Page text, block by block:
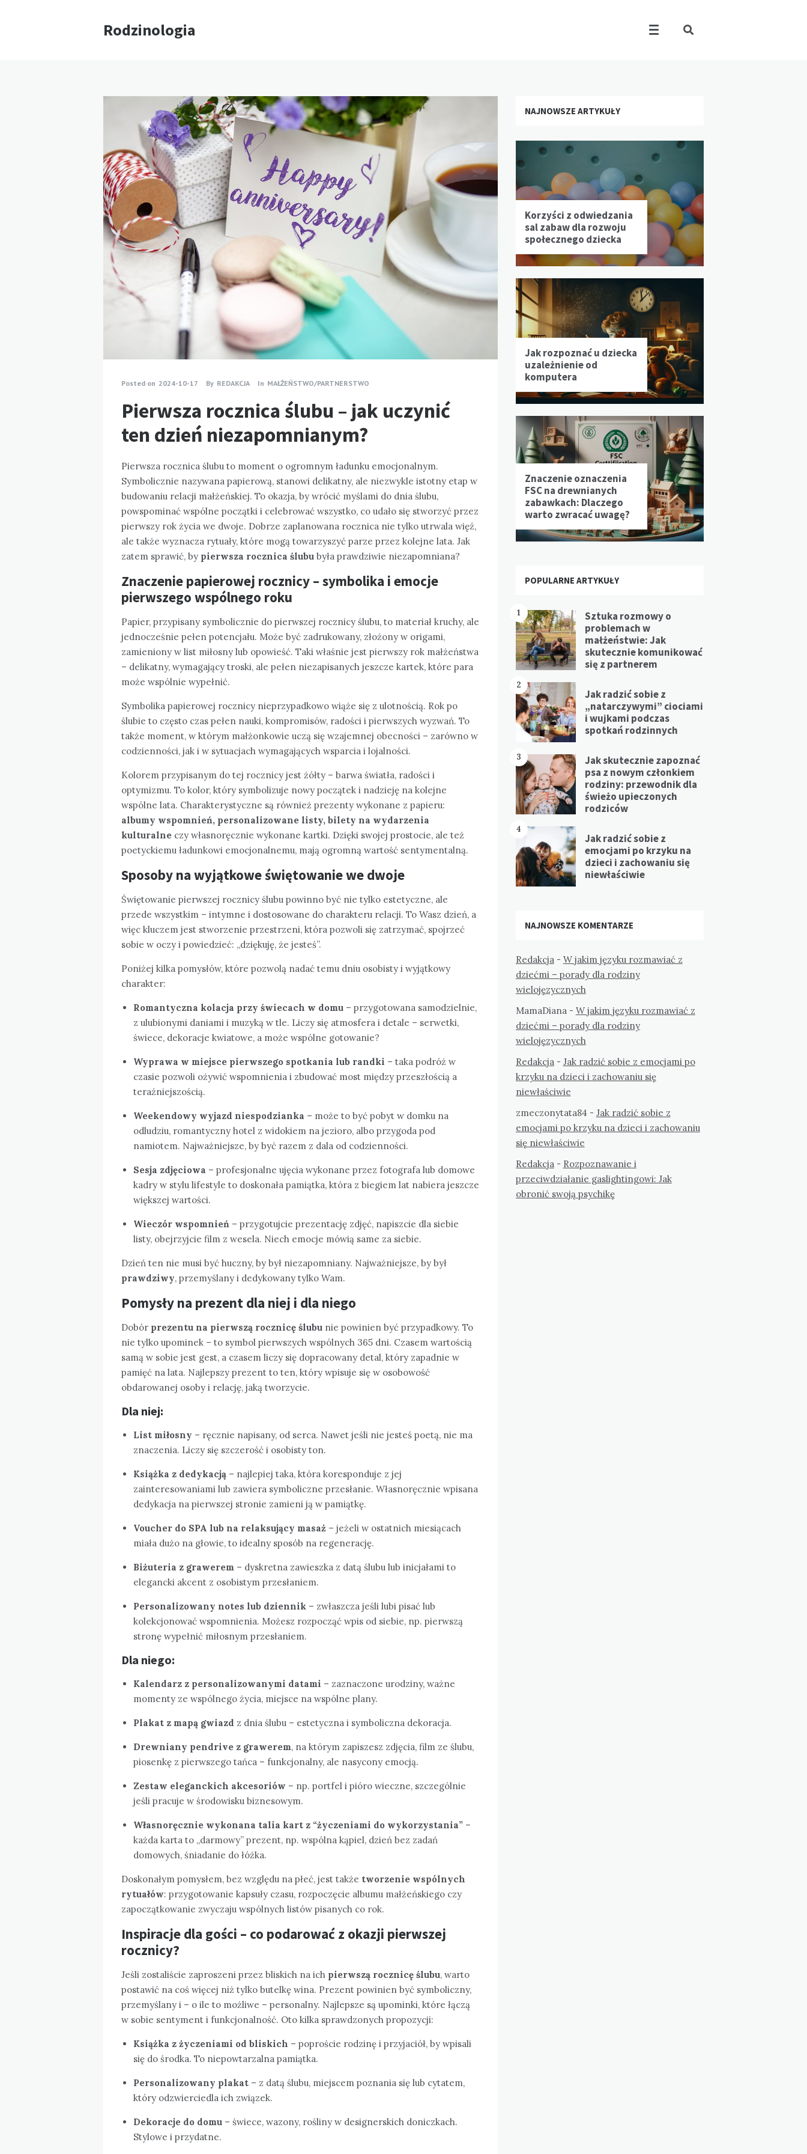
Rodzinologia
Posted on 2024-10-17 By REDAKCJA In MAŁŻEŃSTWO/PARTNERSTWO
Pierwsza rocznica ślubu – jak uczynić
ten dzień niezapomnianym?
Pierwsza rocznica ślubu to moment o ogromnym ładunku emocjonalnym.
Symbolicznie nazywana papierową, stanowi delikatny, ale niezwykle istotny etap w
budowaniu relacji małżeńskiej. To okazja, by wrócić myślami do dnia ślubu,
powspominać wspólne początki i celebrować wszystko, co udało się stworzyć przez
pierwszy rok życia we dwoje. Dobrze zaplanowana rocznica nie tylko utrwala więź,
ale także wyznacza rytuały, które mogą towarzyszyć parze przez kolejne lata. Jak
zatem sprawić, by pierwsza rocznica ślubu była prawdziwie niezapomniana?
Znaczenie papierowej rocznicy – symbolika i emocje
pierwszego wspólnego roku
Papier, przypisany symbolicznie do pierwszej rocznicy ślubu, to materiał kruchy, ale
jednocześnie pełen potencjału. Może być zadrukowany, złożony w origami,
zamieniony w list miłosny lub opowieść. Taki właśnie jest pierwszy rok małżeństwa
– delikatny, wymagający troski, ale pełen niezapisanych jeszcze kartek, które para
może wspólnie wypełnić.
Symbolika papierowej rocznicy nieprzypadkowo wiąże się z ulotnością. Rok po
ślubie to często czas pełen nauki, kompromisów, radości i pierwszych wyzwań. To
także moment, w którym małżonkowie uczą się wzajemnej obecności – zarówno w
codzienności, jak i w sytuacjach wymagających wsparcia i lojalności.
Kolorem przypisanym do tej rocznicy jest żółty – barwa światła, radości i
optymizmu. To kolor, który symbolizuje nowy początek i nadzieję na kolejne
wspólne lata. Charakterystyczne są również prezenty wykonane z papieru:
albumy wspomnień, personalizowane listy, bilety na wydarzenia
kulturalne czy własnoręcznie wykonane kartki. Dzięki swojej prostocie, ale też
poetyckiemu ładunkowi emocjonalnemu, mają ogromną wartość sentymentalną.
Sposoby na wyjątkowe świętowanie we dwoje
Świętowanie pierwszej rocznicy ślubu powinno być nie tylko estetyczne, ale
przede wszystkim – intymne i dostosowane do charakteru relacji. To Wasz dzień, a
więc kluczem jest stworzenie przestrzeni, która pozwoli się zatrzymać, spojrzeć
sobie w oczy i powiedzieć: „dziękuję, że jesteś”.
Poniżej kilka pomysłów, które pozwolą nadać temu dniu osobisty i wyjątkowy
charakter:
Romantyczna kolacja przy świecach w domu – przygotowana samodzielnie,
z ulubionymi daniami i muzyką w tle. Liczy się atmosfera i detale – serwetki,
świece, dekoracje kwiatowe, a może wspólne gotowanie?
Wyprawa w miejsce pierwszego spotkania lub randki – taka podróż w
czasie pozwoli ożywić wspomnienia i zbudować most między przeszłością a
teraźniejszością.
Weekendowy wyjazd niespodzianka – może to być pobyt w domku na
odludziu, romantyczny hotel z widokiem na jezioro, albo przygoda pod
namiotem. Najważniejsze, by być razem z dala od codzienności.
Sesja zdjęciowa – profesjonalne ujęcia wykonane przez fotografa lub domowe
kadry w stylu lifestyle to doskonała pamiątka, która z biegiem lat nabiera jeszcze
większej wartości.
Wieczór wspomnień – przygotujcie prezentację zdjęć, napiszcie dla siebie
listy, obejrzyjcie film z wesela. Niech emocje mówią same za siebie.
Dzień ten nie musi być huczny, by był niezapomniany. Najważniejsze, by był
prawdziwy, przemyślany i dedykowany tylko Wam.
Pomysły na prezent dla niej i dla niego
Dobór prezentu na pierwszą rocznicę ślubu nie powinien być przypadkowy. To
nie tylko upominek – to symbol pierwszych wspólnych 365 dni. Czasem wartością
samą w sobie jest gest, a czasem liczy się dopracowany detal, który zapadnie w
pamięć na lata. Najlepszy prezent to ten, który wpisuje się w osobowość
obdarowanej osoby i relację, jaką tworzycie.
Dla niej:
List miłosny – ręcznie napisany, od serca. Nawet jeśli nie jesteś poetą, nie ma
znaczenia. Liczy się szczerość i osobisty ton.
Książka z dedykacją – najlepiej taka, która koresponduje z jej
zainteresowaniami lub zawiera symboliczne przesłanie. Własnoręcznie wpisana
dedykacja na pierwszej stronie zamieni ją w pamiątkę.
Voucher do SPA lub na relaksujący masaż – jeżeli w ostatnich miesiącach
miała dużo na głowie, to idealny sposób na regenerację.
Biżuteria z grawerem – dyskretna zawieszka z datą ślubu lub inicjałami to
elegancki akcent z osobistym przesłaniem.
Personalizowany notes lub dziennik – zwłaszcza jeśli lubi pisać lub
kolekcjonować wspomnienia. Możesz rozpocząć wpis od siebie, np. pierwszą
stronę wypełnić miłosnym przesłaniem.
Dla niego:
Kalendarz z personalizowanymi datami – zaznaczone urodziny, ważne
momenty ze wspólnego życia, miejsce na wspólne plany.
Plakat z mapą gwiazd z dnia ślubu – estetyczna i symboliczna dekoracja.
Drewniany pendrive z grawerem, na którym zapiszesz zdjęcia, film ze ślubu,
piosenkę z pierwszego tańca – funkcjonalny, ale nasycony emocją.
Zestaw eleganckich akcesoriów – np. portfel i pióro wieczne, szczególnie
jeśli pracuje w środowisku biznesowym.
Własnoręcznie wykonana talia kart z “życzeniami do wykorzystania” –
każda karta to „darmowy” prezent, np. wspólna kąpiel, dzień bez zadań
domowych, śniadanie do łóżka.
Doskonałym pomysłem, bez względu na płeć, jest także tworzenie wspólnych
rytuałów: przygotowanie kapsuły czasu, rozpoczęcie albumu małżeńskiego czy
zapoczątkowanie zwyczaju wspólnych listów pisanych co rok.
Inspiracje dla gości – co podarować z okazji pierwszej
rocznicy?
Jeśli zostaliście zaproszeni przez bliskich na ich pierwszą rocznicę ślubu, warto
postawić na coś więcej niż tylko butelkę wina. Prezent powinien być symboliczny,
przemyślany i – o ile to możliwe – personalny. Najlepsze są upominki, które łączą
w sobie sentyment i funkcjonalność. Oto kilka sprawdzonych propozycji:
Książka z życzeniami od bliskich – poproście rodzinę i przyjaciół, by wpisali
się do środka. To niepowtarzalna pamiątka.
Personalizowany plakat – z datą ślubu, miejscem poznania się lub cytatem,
który odzwierciedla ich związek.
Dekoracje do domu – świece, wazony, rośliny w designerskich doniczkach.
Stylowe i przydatne.
NAJNOWSZE ARTYKUŁY
Korzyści z odwiedzania
sal zabaw dla rozwoju
społecznego dziecka
Jak rozpoznać u dziecka
uzależnienie od
komputera
Znaczenie oznaczenia
FSC na drewnianych
zabawkach: Dlaczego
warto zwracać uwagę?
POPULARNE ARTYKUŁY
1
Sztuka rozmowy o
problemach w
małżeństwie: Jak
skutecznie komunikować
się z partnerem
2
Jak radzić sobie z
„natarczywymi” ciociami
i wujkami podczas
spotkań rodzinnych
3
Jak skutecznie zapoznać
psa z nowym członkiem
rodziny: przewodnik dla
świeżo upieczonych
rodziców
4
Jak radzić sobie z
emocjami po krzyku na
dzieci i zachowaniu się
niewłaściwie
NAJNOWSZE KOMENTARZE
Redakcja - W jakim języku rozmawiać z
dziećmi – porady dla rodziny
wielojęzycznych
MamaDiana - W jakim języku rozmawiać z
dziećmi – porady dla rodziny
wielojęzycznych
Redakcja - Jak radzić sobie z emocjami po
krzyku na dzieci i zachowaniu się
niewłaściwie
zmeczonytata84 - Jak radzić sobie z
emocjami po krzyku na dzieci i zachowaniu
się niewłaściwie
Redakcja - Rozpoznawanie i
przeciwdziałanie gaslightingowi: Jak
obronić swoją psychikę